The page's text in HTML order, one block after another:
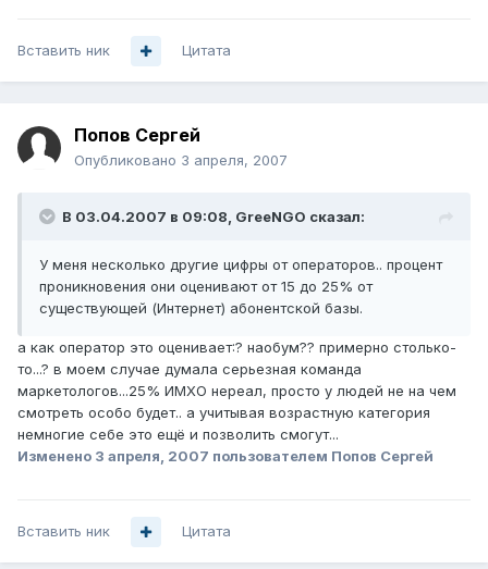
Вставить ник Цитата
Попов Сергей
Опубликовано 3 апреля, 2007
В 03.04.2007 в 09:08, GreeNGO сказал:
У меня несколько другие цифры от операторов.. процент
проникновения они оценивают от 15 до 25% от
существующей (Интернет) абонентской базы.
а как оператор это оценивает:? наобум?? примерно столько-
то...? в моем случае думала серьезная команда
маркетологов...25% ИМХО нереал, просто у людей не на чем
смотреть особо будет.. а учитывая возрастную категория
немногие себе это ещё и позволить смогут...
Изменено 3 апреля, 2007 пользователем Попов Сергей
Вставить ник Цитата